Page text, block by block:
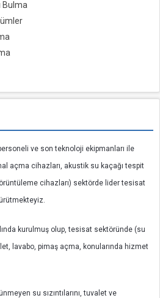
Bulma
ve son teknoloji ekipmanları ile
açma cihazları, akustik su kaçağı tespit
cihazları) sektörde lider tesisat
kurulmuş olup, tesisat sektöründe (su
lavabo, pimaş açma, konularında hizmet
su sızıntılarını, tuvalet ve